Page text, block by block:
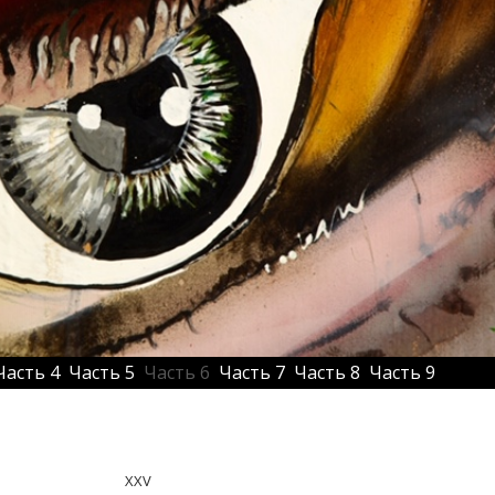
4 Часть 5 Часть 6 Часть 7 Часть 8 Часть 9
XXV